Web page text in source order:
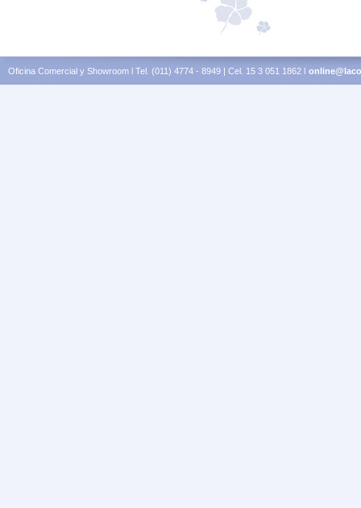
Oficina Comercial y Showroom l Tel. (011) 4774 - 8949 | Cel. 15 3 051 1862 l